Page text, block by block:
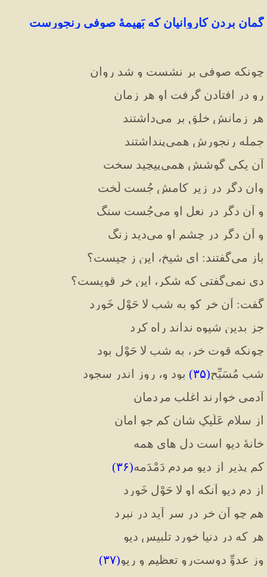
گمان بردن کاروانیان که بَهیمهٔ صوفی رنجورست
چونکه صوفی بر نشست و شد روان
رو در افتادن گرفت او هر زمان
هر زمانش خلق بر می‌داشتند
جمله رنجورش همی‌پنداشتند
آن یکی گوشش همی‌پیچید سخت
وان دگر در زیر کامش جُست لَخت
و آن دگر در نعل او می‌جُست سنگ
و آن دگر در چشم او می‌دید زنگ
باز می‌گفتند: ای شیخ، این ز چیست؟
دی نمی‌گفتی که شکر، این خر قویست؟
گفت: آن خر کو به شب لا حَوْل خَورد
جز بدین شیوه نداند راه کرد
چونکه قوت خر، به شب لا حَوْل بود
شب مُسَبِّح(۳۵)
بود و، روز اندر سجود
آدمی خوارند اغلب مردمان
از سلام عَلّیکِ شان کم جو امان
خانهٔ دیو است دل های همه
کم پذیر از دیو مردم دَمْدَمه(۳۶
)
از دم دیو آنکه او لا حَوْل خَورد
هم چو آن خر در سر آید در نبرد
هر که در دنیا خورد تلبیس دیو
وز عدوِّ دوست‌رو تعظیم و ریو
(۳۷
)